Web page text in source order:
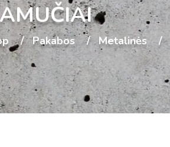
Pakabos Metalinės